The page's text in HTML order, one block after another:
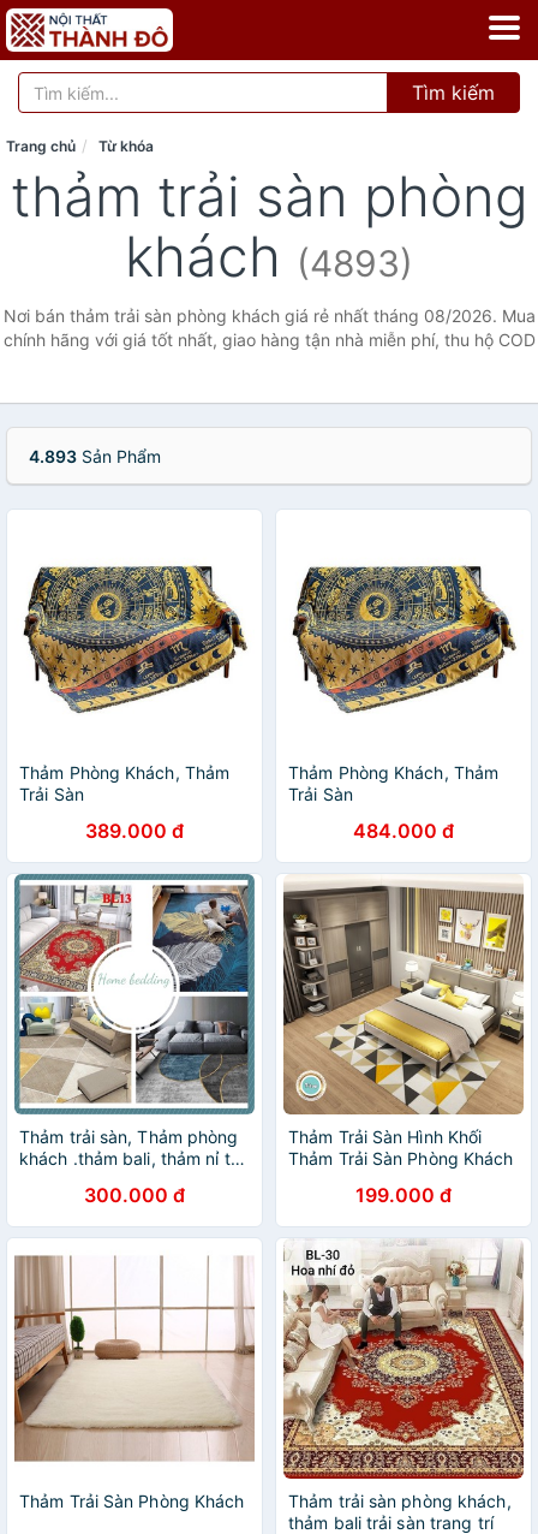
Tìm kiếm
Trang chủ Từ khóa
thảm trải sàn phòng
khách (4893)
Nơi bán thảm trải sàn phòng khách giá rẻ nhất tháng 08/2026. Mua
chính hãng với giá tốt nhất, giao hàng tận nhà miễn phí, thu hộ COD
4.893 Sản Phẩm
Thảm Phòng Khách, Thảm
Trải Sàn
389.000 đ
Thảm Phòng Khách, Thảm
Trải Sàn
484.000 đ
Thảm trải sàn, Thảm phòng
khách .thảm bali, thảm nỉ trải
khách, kích thước 2mx3m
và 1m6x2m3
300.000 đ
Thảm Trải Sàn Hình Khối
Thảm Trải Sàn Phòng Khách
199.000 đ
Thảm Trải Sàn Phòng Khách
Thảm trải sàn phòng khách,
thảm bali trải sàn trang trí